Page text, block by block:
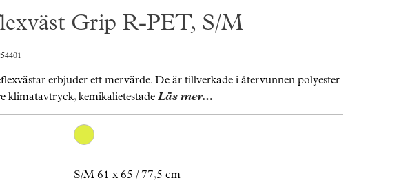
Grip R-PET, S/M
erbjuder ett mervärde. De är tillverkade i återvunnen polyester
klimatavtryck, kemikalietestade Läs mer…
S/M 61 x 65 / 77,5 cm